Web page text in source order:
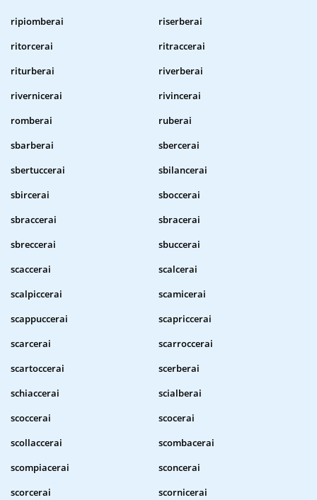
ripiomberai
riserberai
ritorcerai
ritraccerai
riturberai
riverberai
rivernicerai
rivincerai
romberai
ruberai
sbarberai
sbercerai
sbertuccerai
sbilancerai
sbircerai
sboccerai
sbraccerai
sbracerai
sbreccerai
sbuccerai
scaccerai
scalcerai
scalpiccerai
scamicerai
scappuccerai
scapriccerai
scarcerai
scarroccerai
scartoccerai
scerberai
schiaccerai
scialberai
scoccerai
scocerai
scollaccerai
scombacerai
scompiacerai
sconcerai
scorcerai
scornicerai